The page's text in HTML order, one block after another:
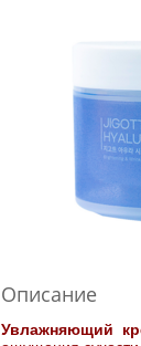
Описание
Увлажняющий